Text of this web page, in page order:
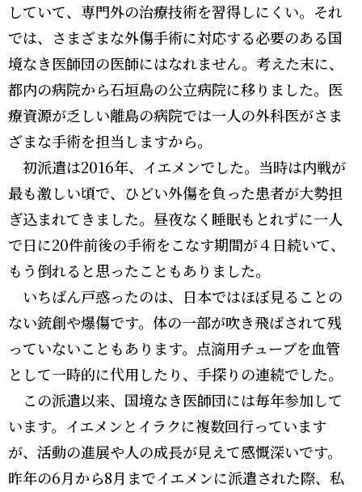
していて、専門外の治療技術を習得しにくい。それ
では、さまざまな外傷手術に対応する必要のある国
境なき医師団の医師にはなれません。考えた末に、
都内の病院から石垣島の公立病院に移りました。医
療資源が乏しい離島の病院では一人の外科医がさま
ざまな手術を担当しますから。
初派遣は2016年、イエメンでした。当時は内戦が
最も激しい頃で、ひどい外傷を負った患者が大勢担
ぎ込まれてきました。昼夜なく睡眠もとれずに一人
で日に20件前後の手術をこなす期間が４日続いて、
もう倒れると思ったこともありました。
いちばん戸惑ったのは、日本ではほぼ見ることの
ない銃創や爆傷です。体の一部が吹き飛ばされて残
っていないこともあります。点滴用チューブを血管
として一時的に代用したり、手探りの連続でした。
この派遣以来、国境なき医師団には毎年参加して
います。イエメンとイラクに複数回行っています
が、活動の進展や人の成長が見えて感慨深いです。
昨年の6月から8月までイエメンに派遣された際、私